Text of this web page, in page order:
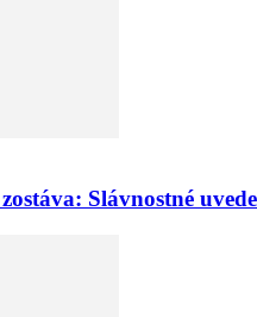
Slávnostné